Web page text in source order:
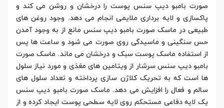
صورت بامبو دیپ سنس پوست را درخشان و روشن می کند و
پاکسازی و لایه برداری ملایمی انجام می دهد. وجود روغن های
طبیعی در ماسک صورت بامبو دیپ سنس مانع از به وجود آمدن
حس سنگینی و ماسیدگی روی صورت می شود و ساعت ها پس
از استفاده ماسک پوست سبک و درخشان می ماند. ماسک صورت
بامبو دیپ سنس سرشار از ویتامین های مغذی و مورد نیاز سلول
ها است که به تحریک کلاژن سازی پرداخته و تعداد سلول های
سالم و فعال را افزایش می دهد. ماسک صورت بامبو دیپ سنس
یک لایه دفاعی مستحکم روی لایه سطحی پوست ایجاد کرده و از